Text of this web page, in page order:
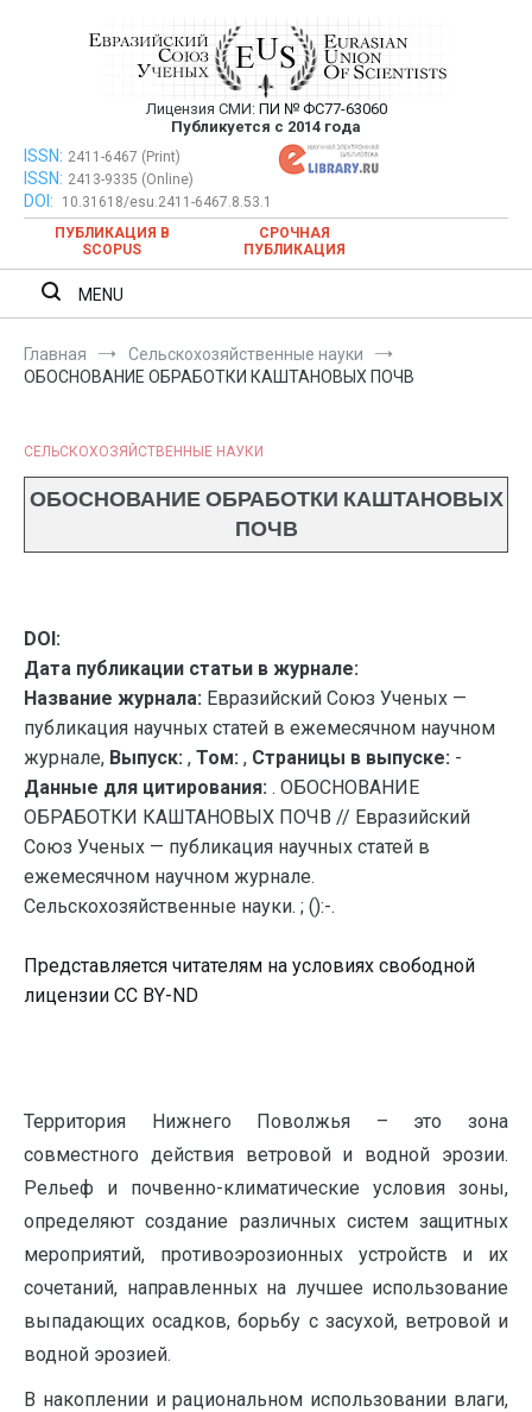
Евразийский Союз Ученых —
публикация научных статей в
ежемесячном научном журнале
Лицензия СМИ: ПИ № ФС77-63060
Публикуется с 2014 года
Евразийский Союз Ученых — публикация научных статей в
ежемесячном научном журнале
ISSN: 2411-6467 (Print)
ISSN: 2413-9335 (Online)
DOI:
10.31618/esu.2411-6467.8.53.1
ПУБЛИКАЦИЯ В
SCOPUS
СРОЧНАЯ
ПУБЛИКАЦИЯ
MENU
Главная
Сельскохозяйственные науки
ОБОСНОВАНИЕ ОБРАБОТКИ КАШТАНОВЫХ ПОЧВ
СЕЛЬСКОХОЗЯЙСТВЕННЫЕ НАУКИ
ОБОСНОВАНИЕ ОБРАБОТКИ КАШТАНОВЫХ
ПОЧВ
DOI:
Дата публикации статьи в журнале:
Название журнала: Евразийский Союз Ученых —
публикация научных статей в ежемесячном научном
журнале, Выпуск: , Том: , Страницы в выпуске: -
Данные для цитирования: . ОБОСНОВАНИЕ
ОБРАБОТКИ КАШТАНОВЫХ ПОЧВ // Евразийский
Союз Ученых — публикация научных статей в
ежемесячном научном журнале.
Сельскохозяйственные науки. ; ():-.
Представляется читателям на условиях свободной
лицензии CC BY-ND
Территория Нижнего Поволжья – это зона
совместного действия ветровой и водной эрозии.
Рельеф и почвенно-климатические условия зоны,
определяют создание различных систем защитных
мероприятий, противоэрозионных устройств и их
сочетаний, направленных на лучшее использование
выпадающих осадков, борьбу с засухой, ветровой и
водной эрозией.
В накоплении и рациональном использовании влаги,